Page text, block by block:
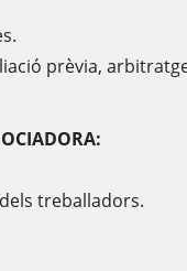
prèvia,
treballadors.